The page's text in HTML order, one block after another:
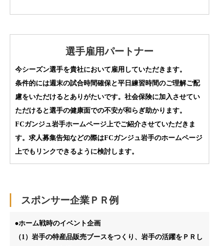
選手雇用パートナー
今シーズン選手を貴社において雇用していただきます。
条件的には週末の試合時間確保と平日練習時間のご理解ご配
慮をいただけるとありがたいです。社会保険に加入させてい
ただけると選手の健康面での不安が和らぎ助かります。
FCガンジュ岩手ホームページ上でご紹介させていただきま
す。求人募集告知などの際はFCガンジュ岩手のホームページ
上でもリンクできるように検討します。
スポンサー企業ＰＲ例
●ホーム戦時のイベント企画
（1）岩手の特産品販売ブースをつくり、岩手の活躍をＰＲし